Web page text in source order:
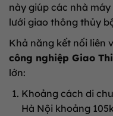
này giúp các nhà
lưới giao thông thủy
Khả năng kết nối liên
công nghiệp Giao
lớn:
Khoảng cách di
Hà Nội khoảng